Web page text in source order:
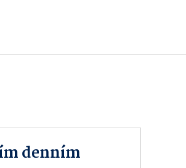
denním